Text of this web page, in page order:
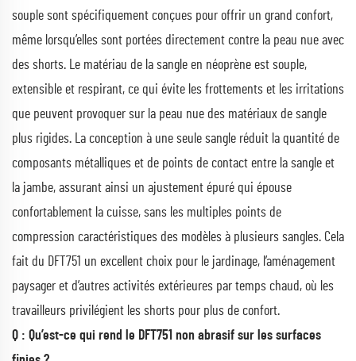
souple sont spécifiquement conçues pour offrir un grand confort,
même lorsqu’elles sont portées directement contre la peau nue avec
des shorts. Le matériau de la sangle en néoprène est souple,
extensible et respirant, ce qui évite les frottements et les irritations
que peuvent provoquer sur la peau nue des matériaux de sangle
plus rigides. La conception à une seule sangle réduit la quantité de
composants métalliques et de points de contact entre la sangle et
la jambe, assurant ainsi un ajustement épuré qui épouse
confortablement la cuisse, sans les multiples points de
compression caractéristiques des modèles à plusieurs sangles. Cela
fait du DFT751 un excellent choix pour le jardinage, l’aménagement
paysager et d’autres activités extérieures par temps chaud, où les
travailleurs privilégient les shorts pour plus de confort.
Q : Qu’est-ce qui rend le DFT751 non abrasif sur les surfaces